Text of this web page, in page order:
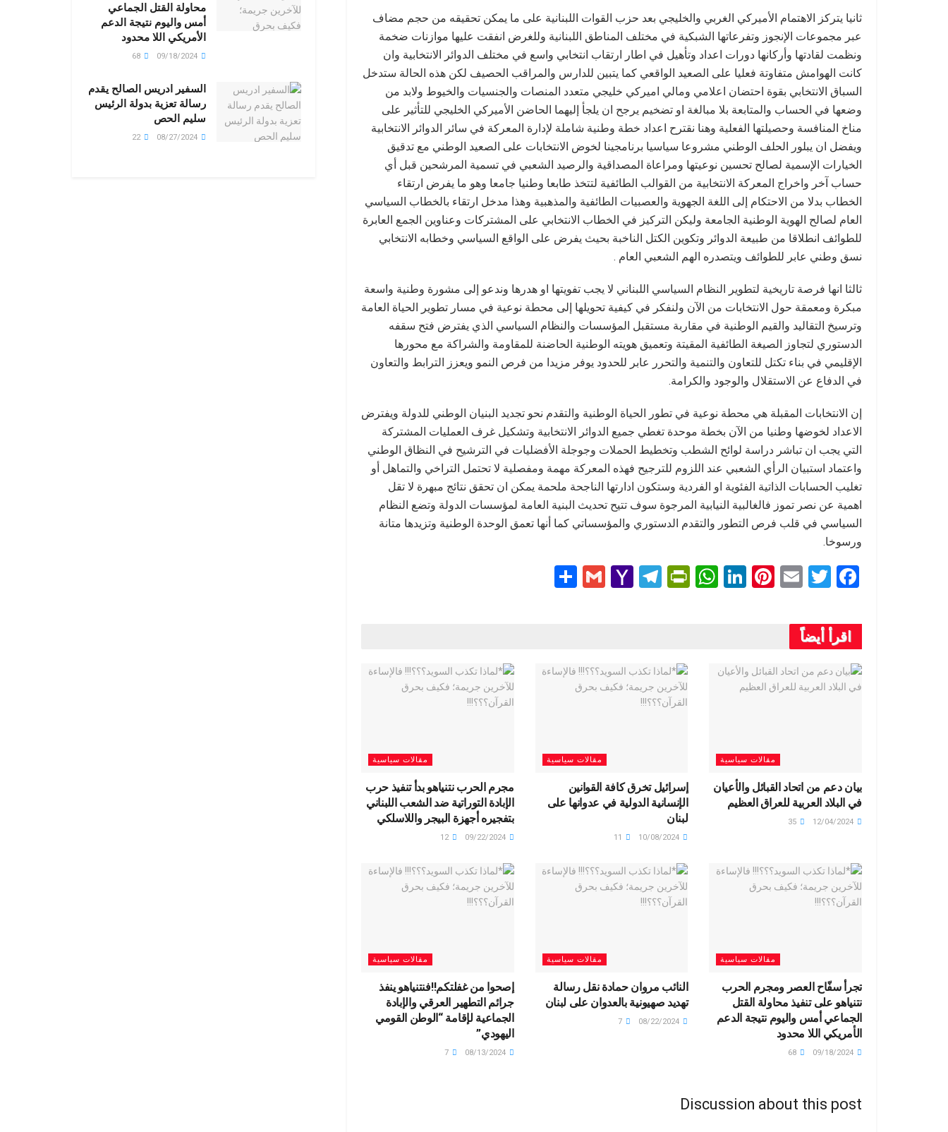
ثانيا يتركز الاهتمام الأميركي الغربي والخليجي بعد حزب القوات اللبنانية على ما يمكن تحقيقه من حجم مضاف
عبر مجموعات الإنجوز وتفرعاتها الشبكية في مختلف المناطق اللبنانية وللغرض انفقت عليها موازنات ضخمة
ونظمت لقادتها وأركانها دورات اعداد وتأهيل في اطار ارتقاب انتخابي واسع في مختلف الدوائر الانتخابية وان
كانت الهوامش متفاوتة فعليا على الصعيد الواقعي كما يتبين للدارس والمراقب الحصيف لكن هذه الحالة ستدخل
السباق الانتخابي بقوة احتضان اعلامي ومالي اميركي خليجي متعدد المنصات والجنسيات والخيوط ولابد من
وضعها في الحساب والمتابعة بلا مبالغة او تضخيم يرجح ان يلجأ إليهما الحاضن الأميركي الخليجي للتأثير على
مناخ المنافسة وحصيلتها الفعلية وهنا نقترح اعداد خطة وطنية شاملة لإدارة المعركة في سائر الدوائر الانتخابية
ويفضل ان يبلور الحلف الوطني مشروعا سياسيا برنامجينا لخوض الانتخابات على الصعيد الوطني مع تدقيق
الخيارات الإسمية لصالح تحسين نوعيتها ومراعاة المصداقية والرصيد الشعبي في تسمية المرشحين قبل أي
حساب آخر واخراج المعركة الانتخابية من القوالب الطائفية لتتخذ طابعا وطنيا جامعا وهو ما يفرض ارتقاء
الخطاب بدلا من الاحتكام إلى اللغة الجهوية والعصبيات الطائفية والمذهبية وهذا مدخل ارتقاء بالخطاب السياسي
العام لصالح الهوية الوطنية الجامعة وليكن التركيز في الخطاب الانتخابي على المشتركات وعناوين الجمع العابرة
للطوائف انطلاقا من طبيعة الدوائر وتكوين الكتل الناخبة بحيث يفرض على الواقع السياسي وخطابه الانتخابي
نسق وطني عابر للطوائف ويتصدره الهم الشعبي العام .
ثالثا انها فرصة تاريخية لتطوير النظام السياسي اللبناني لا يجب تفويتها او هدرها وندعو إلى مشورة وطنية واسعة
مبكرة ومعمقة حول الانتخابات من الآن ولنفكر في كيفية تحويلها إلى محطة نوعية في مسار تطوير الحياة العامة
وترسيخ التقاليد والقيم الوطنية في مقاربة مستقبل المؤسسات والنظام السياسي الذي يفترض فتح سقفه
الدستوري لتجاوز الصيغة الطائفية المقيتة وتعميق هويته الوطنية الحاضنة للمقاومة والشراكة مع محورها
الإقليمي في بناء تكتل للتعاون والتنمية والتحرر عابر للحدود يوفر مزيدا من فرص النمو ويعزز الترابط والتعاون
في الدفاع عن الاستقلال والوجود والكرامة.
إن الانتخابات المقبلة هي محطة نوعية في تطور الحياة الوطنية والتقدم نحو تجديد البنيان الوطني للدولة ويفترض
الاعداد لخوضها وطنيا من الآن بخطة موحدة تغطي جميع الدوائر الانتخابية وتشكيل غرف العمليات المشتركة
التي يجب ان تباشر دراسة لوائح الشطب وتخطيط الحملات وجوجلة الأفضليات في الترشيح في النظاق الوطني
واعتماد استبيان الرأي الشعبي عند اللزوم للترجيح فهذه المعركة مهمة ومفصلية لا تحتمل التراخي والتماهل أو
تغليب الحسابات الذاتية الفئوية او الفردية وستكون ادارتها الناجحة ملحمة يمكن ان تحقق نتائج مبهرة لا تقل
اهمية عن نصر تموز فالغالبية النيابية المرجوة سوف تتيح تحديث البنية العامة لمؤسسات الدولة وتضع النظام
السياسي في قلب فرص التطور والتقدم الدستوري والمؤسساتي كما أنها تعمق الوحدة الوطنية وتزيدها متانة
ورسوخا.
F
ce
b
o
o
T
tt
er
E
Pi
t
Li
n
W
A
p
p
Pr
e
n
dl
T
a
m
Y
o
M
G
اقرأ أيضاً
مقالات سياسية
بيان دعم من اتحاد القبائل والأعيان
في البلاد العربية للعراق العظيم
مقالات سياسية
إسرائيل تخرق كافة القوانين
الإنسانية الدولية في عدوانها على
لبنان
مقالات سياسية
مجرم الحرب نتنياهو بدأ تنفيذ حرب
الإبادة التوراتية ضد الشعب اللبناني
بتفجيره أجهزة البيجر واللاسلكي
09/22/2024
12
مقالات سياسية
تجرأ سفّاح العصر ومجرم الحرب
نتنياهو على تنفيذ محاولة القتل
الجماعي أمس واليوم نتيجة الدعم
الأمريكي اللا محدود
مقالات سياسية
النائب مروان حمادة نقل رسالة
تهديد صهيونية بالعدوان على لبنان
مقالات سياسية
إصحوا من غفلتكم‼️فنتنياهو ينفذ
جرائم التطهير العرقي والإبادة
الجماعية لإقامة “الوطن القومي
اليهودي”
08/13/2024
7
Discussion about this post
محاولة القتل الجماعي
أمس واليوم نتيجة الدعم
الأمريكي اللا محدود
السفير ادريس الصالح يقدم
رسالة تعزية بدولة الرئيس
سليم الحص